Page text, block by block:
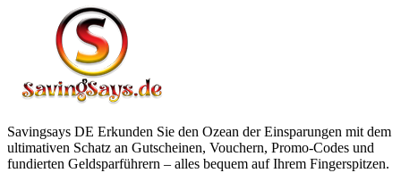
Savingsays DE Erkunden Sie den Ozean der Einsparungen mit dem
ultimativen Schatz an Gutscheinen, Vouchern, Promo-Codes und
fundierten Geldsparführern – alles bequem auf Ihrem Fingerspitzen.